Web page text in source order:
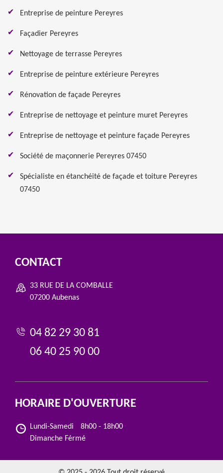
Entreprise de peinture Pereyres
Façadier Pereyres
Nettoyage de terrasse Pereyres
Entreprise de peinture extérieure Pereyres
Rénovation de façade Pereyres
Entreprise de nettoyage et peinture muret Pereyres
Entreprise de nettoyage et peinture façade Pereyres
Société de maçonnerie Pereyres 07450
Spécialiste en étanchéité de façade et toiture Pereyres
07450
CONTACT
33 RUE DE LA COMBALLE
07200 Aubenas
04 82 29 30 81
06 40 25 90 00
HORAIRE D'OUVERTURE
Lundi-Samedi
8h00 - 18h00
Dimanche Férmé